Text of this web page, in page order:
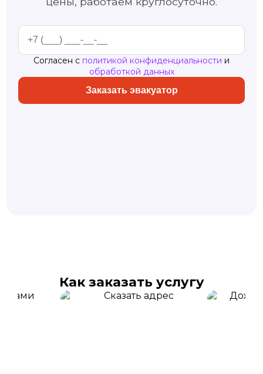
Согласен с политикой конфиденциальности и
обработкой данных
Заказать эвакуатор
Как заказать услугу